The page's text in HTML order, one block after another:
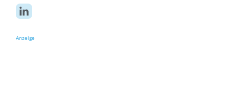
Anzeige